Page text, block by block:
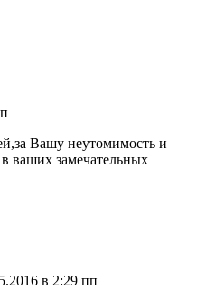
Вашу неутомимость и
ваших замечательных
в 2:29 пп